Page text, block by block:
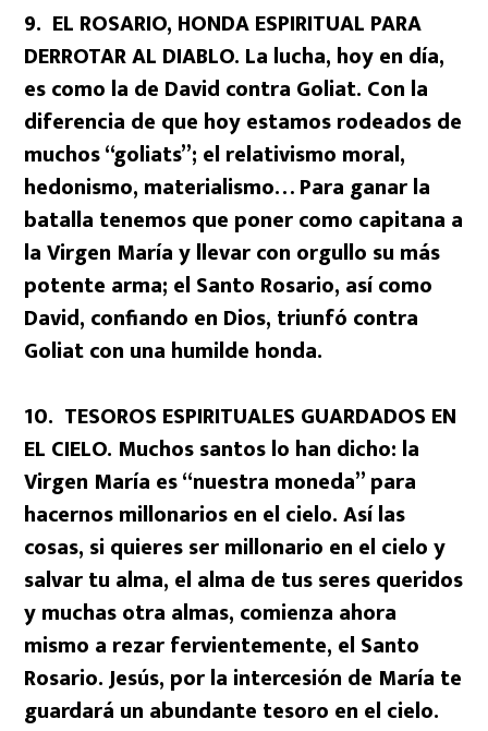
9. EL ROSARIO, HONDA ESPIRITUAL PARA
DERROTAR AL DIABLO. La lucha, hoy en día,
es como la de David contra Goliat. Con la
diferencia de que hoy estamos rodeados de
muchos “goliats”; el relativismo moral,
hedonismo, materialismo… Para ganar la
batalla tenemos que poner como capitana a
la Virgen María y llevar con orgullo su más
potente arma; el Santo Rosario, así como
David, confiando en Dios, triunfó contra
Goliat con una humilde honda.
10. TESOROS ESPIRITUALES GUARDADOS EN
EL CIELO. Muchos santos lo han dicho: la
Virgen María es “nuestra moneda” para
hacernos millonarios en el cielo. Así las
cosas, si quieres ser millonario en el cielo y
salvar tu alma, el alma de tus seres queridos
y muchas otra almas, comienza ahora
mismo a rezar fervientemente, el Santo
Rosario. Jesús, por la intercesión de María te
guardará un abundante tesoro en el cielo.